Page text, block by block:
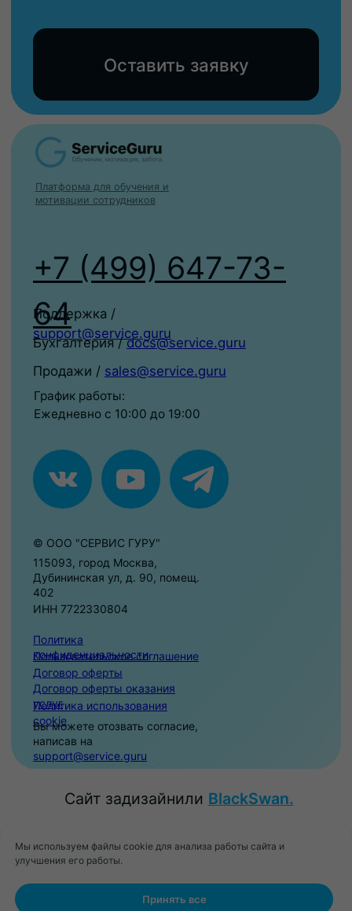
Мы используем файлы cookie для анализа работы сайта и
улучшения его работы.
Принять все